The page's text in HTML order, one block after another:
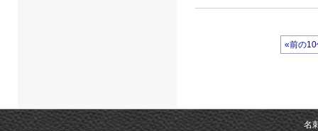
«前の10
名